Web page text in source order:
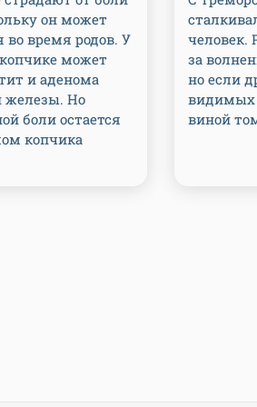
он может
во время родов. У
может
и аденома
железы. Но
боли остается
копчика
человек.
за
но если
видимых
виной